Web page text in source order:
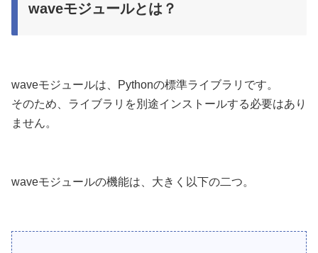
waveモジュールとは？
waveモジュールは、Pythonの標準ライブラリです。
そのため、ライブラリを別途インストールする必要はあり
ません。
waveモジュールの機能は、大きく以下の二つ。